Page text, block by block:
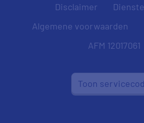
Disclaimer
Algemene voorwaarden
AFM 12017061
Toon